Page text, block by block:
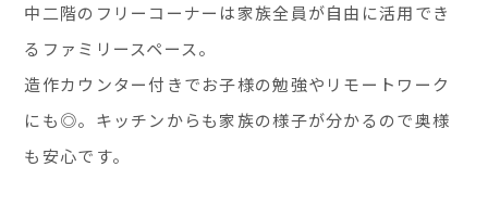
中二階のフリーコーナーは家族全員が自由に活用でき
るファミリースペース。
造作カウンター付きでお子様の勉強やリモートワーク
にも◎。キッチンからも家族の様子が分かるので奥様
も安心です。